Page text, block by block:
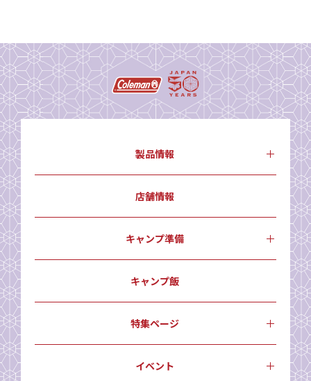
製品情報
店舗情報
キャンプ準備
キャンプ飯
特集ページ
イベント